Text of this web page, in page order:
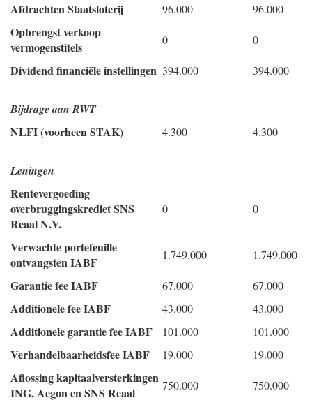
Afdrachten Staatsloterij 96.000 96.000
Opbrengst verkoop
vermogenstitels
0 0
Dividend financiële instellingen 394.000 394.000
Bijdrage aan RWT
NLFI (voorheen STAK) 4.300 4.300
Leningen
Rentevergoeding
overbruggingskrediet SNS
Reaal N.V.
0 0
Verwachte portefeuille
ontvangsten IABF
1.749.000 1.749.000
Garantie fee IABF 67.000 67.000
Additionele fee IABF 43.000 43.000
Additionele garantie fee IABF 101.000 101.000
Verhandelbaarheidsfee IABF 19.000 19.000
Aflossing kapitaalversterkingen
ING, Aegon en SNS Reaal
750.000 750.000